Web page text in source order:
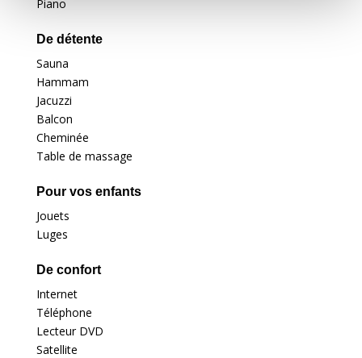
Piano
De détente
Sauna
Hammam
Jacuzzi
Balcon
Cheminée
Table de massage
Pour vos enfants
Jouets
Luges
De confort
Internet
Téléphone
Lecteur DVD
Satellite